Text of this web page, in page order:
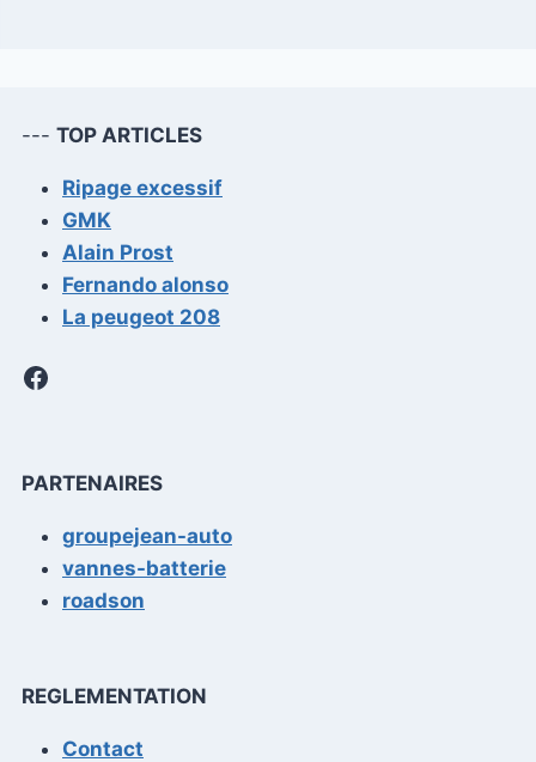
--- TOP ARTICLES
Ripage excessif
GMK
Alain Prost
Fernando alonso
La peugeot 208
Facebook
PARTENAIRES
groupejean-auto
vannes-batterie
roadson
REGLEMENTATION
Contact